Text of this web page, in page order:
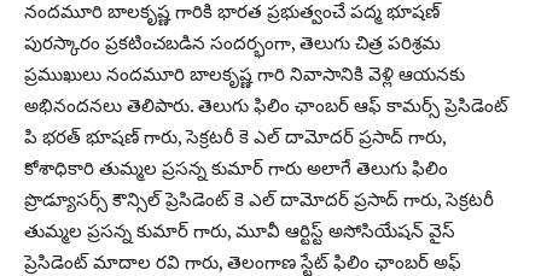
నందమూరి బాలకృష్ణ గారికి భారత ప్రభుత్వంచే పద్మ భూషణ్
పురస్కారం ప్రకటించబడిన సందర్భంగా, తెలుగు చిత్ర పరిశ్రమ
ప్రముఖులు నందమూరి బాలకృష్ణ గారి నివాసానికి వెళ్లి ఆయనకు
అభినందనలు తెలిపారు. తెలుగు ఫిలిం ఛాంబర్ ఆఫ్ కామర్స్ ప్రెసిడెంట్
పి భరత్ భూషణ్ గారు, సెక్రటరీ కె ఎల్ దామోదర్ ప్రసాద్ గారు,
కోశాధికారి తుమ్మల ప్రసన్న కుమార్ గారు అలాగే తెలుగు ఫిలిం
ప్రొడ్యూసర్స్ కౌన్సిల్ ప్రెసిడెంట్ కె ఎల్ దామోదర్ ప్రసాద్ గారు, సెక్రటరీ
తుమ్మల ప్రసన్న కుమార్ గారు, మూవీ ఆర్టిస్ట్ అసోసియేషన్ వైస్
ప్రెసిడెంట్ మాదాల రవి గారు, తెలంగాణ స్టేట్ ఫిలిం ఛాంబర్ అఫ్